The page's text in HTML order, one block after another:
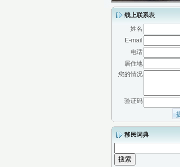
线上联系表
姓名
E-mail
电话
居住地
您的情况
验证码
移民词典